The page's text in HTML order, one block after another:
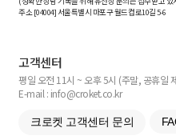
주소 [04004] 서울특별시 마포구 월드컵로10길5-6
고객센터
평일 오전 11시 ~ 오후 5시 (주말, 공휴일
E-mail : info@croket.co.kr
크로켓 고객센터 문의